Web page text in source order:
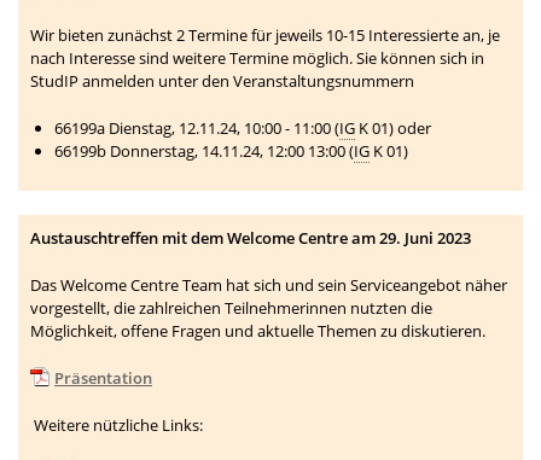
Wir bieten zunächst 2 Termine für jeweils 10-15 Interessierte an, je
nach Interesse sind weitere Termine möglich. Sie können sich in
StudIP anmelden unter den Veranstaltungsnummern
66199a Dienstag, 12.11.24, 10:00 - 11:00 (IG K 01) oder
66199b Donnerstag, 14.11.24, 12:00 13:00 (IG K 01)
Austauschtreffen mit dem Welcome Centre am 29. Juni 2023
Das Welcome Centre Team hat sich und sein Serviceangebot näher
vorgestellt, die zahlreichen Teilnehmerinnen nutzten die
Möglichkeit, offene Fragen und aktuelle Themen zu diskutieren.
Präsentation
Weitere nützliche Links: